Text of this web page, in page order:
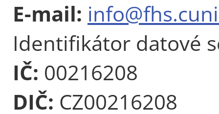
E-mail:
Identifikátor datové
IČ: 00216208
DIČ: CZ00216208